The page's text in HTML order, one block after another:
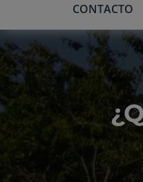
CONTACTO